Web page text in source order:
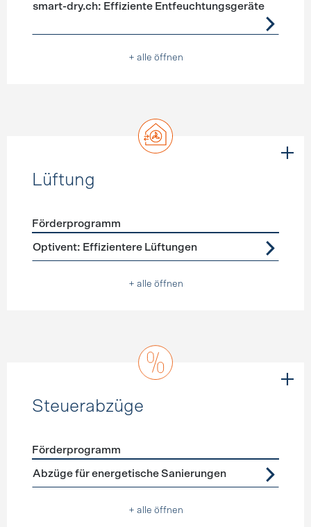
smart-dry.ch: Effiziente Entfeuchtungsgeräte
+ alle öffnen
Lüftung
Förderprogramme Lüftung
Förderprogramm
Optivent: Effizientere Lüftungen
+ alle öffnen
Steuerabzüge
Förderprogramme Steuerabzüge
Förderprogramm
Abzüge für energetische Sanierungen
+ alle öffnen